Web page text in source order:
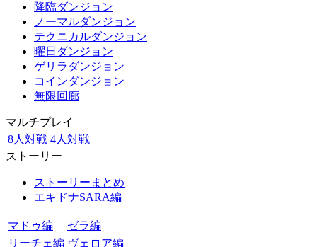
降臨ダンジョン
ノーマルダンジョン
テクニカルダンジョン
曜日ダンジョン
ゲリラダンジョン
コインダンジョン
無限回廊
マルチプレイ
8人対戦 4人対戦
ストーリー
ストーリーまとめ
エキドナSARA編
マドゥ編
ゼラ編
リーチェ編 ヴェロア編